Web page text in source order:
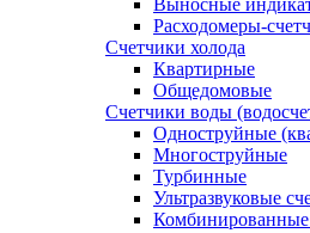
Выносные
Расходомеры-
Счетчики холода
Квартирные
Общедомовые
Счетчики воды
Одноструйные
Многоструйные
Турбинные
Ультразвуковые